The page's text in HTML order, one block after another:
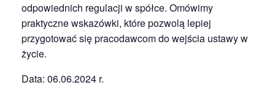
odpowiednich regulacji w spółce. Omówimy
praktyczne wskazówki, które pozwolą lepiej
przygotować się pracodawcom do wejścia ustawy w
życie.
Data: 06.06.2024 r.